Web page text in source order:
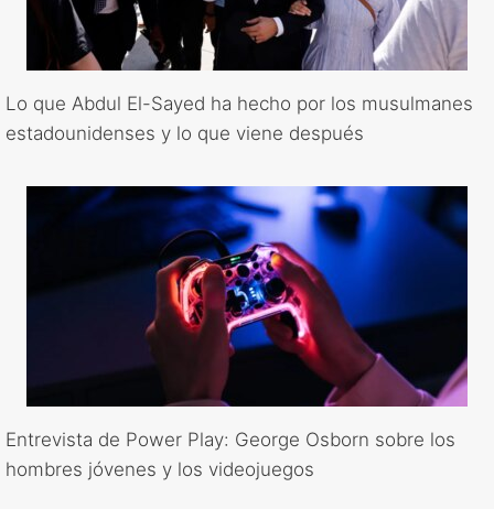
Lo que Abdul El-Sayed ha hecho por los musulmanes
estadounidenses y lo que viene después
Entrevista de Power Play: George Osborn sobre los
hombres jóvenes y los videojuegos